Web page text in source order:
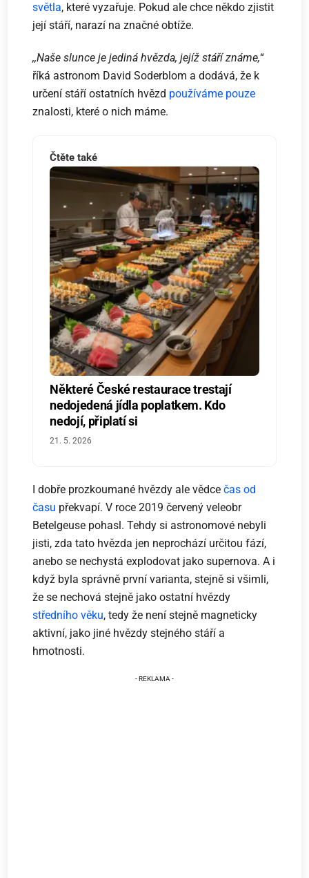
světla, které vyzařuje. Pokud ale chce někdo zjistit
její stáří, narazí na značné obtíže.
,,Naše slunce je jediná hvězda, jejíž stáří známe,“
říká astronom David Soderblom a dodává, že k
určení stáří ostatních hvězd používáme pouze
znalosti, které o nich máme.
Čtěte také
Některé České restaurace trestají
nedojedená jídla poplatkem. Kdo
nedojí, připlatí si
21. 5. 2026
I dobře prozkoumané hvězdy ale vědcečas od
času překvapí. V roce 2019 červený veleobr
Betelgeuse pohasl. Tehdy si astronomové nebyli
jisti, zda tato hvězda jen neprochází určitou fází,
anebo se nechystá explodovat jako supernova. A i
když byla správně první varianta, stejně si všimli,
že se nechová stejně jako ostatní hvězdy
středního věku, tedy že není stejně magneticky
aktivní, jako jiné hvězdy stejného stáří a
hmotnosti.